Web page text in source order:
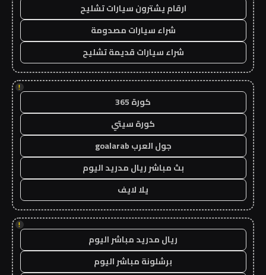
ارقام يشترون سيارات تشليح
شراء سيارات مصدومة
شراء سيارات قديمة تشليح
!
كورة 365
كورة سيتي
جول العرب goalarab
بث مباشر ريال مدريد اليوم
يلا لايف
!
ريال مدريد مباشر اليوم
برشلونة مباشر اليوم